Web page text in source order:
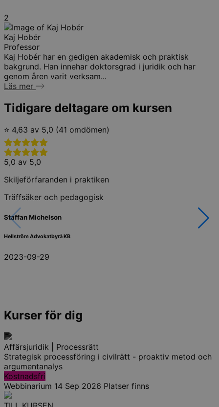
2
Kaj Hobér
Professor
Kaj Hobér har en gedigen akademisk och praktisk
bakgrund. Han innehar doktorsgrad i juridik och har
genom åren varit verksam...
Läs mer
Tidigare deltagare om kursen
⭐ 4,63 av 5,0 (41 omdömen)
5,0 av 5,0
Skiljeförfaranden i praktiken
Träffsäker och pedagogisk
Staffan Michelson
Hellström Advokatbyrå KB
2023-09-29
Kurser för dig
Affärsjuridik | Processrätt
Strategisk processföring i civilrätt - proaktiv metod och
argumentanalys
Kostnadsfri
Webbinarium 14 Sep 2026 Platser finns